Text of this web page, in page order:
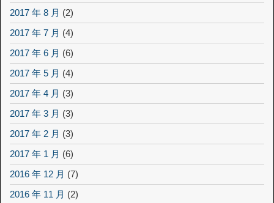
2017 年 8 月 (2)
2017 年 7 月 (4)
2017 年 6 月 (6)
2017 年 5 月 (4)
2017 年 4 月 (3)
2017 年 3 月 (3)
2017 年 2 月 (3)
2017 年 1 月 (6)
2016 年 12 月 (7)
2016 年 11 月 (2)